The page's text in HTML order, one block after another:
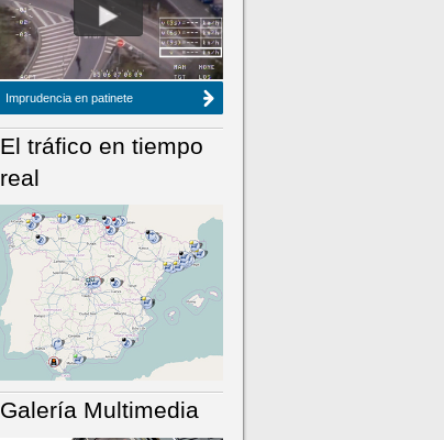
NÚMERO ACTUAL HEMEROTECA
Imprudencia en patinete
El tráfico en tiempo
real
Galería Multimedia